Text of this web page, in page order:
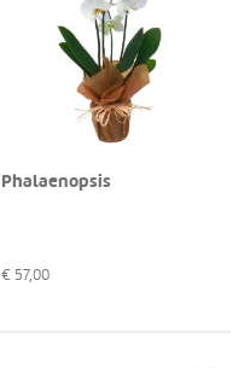
Phalaenopsis
€ 57,00